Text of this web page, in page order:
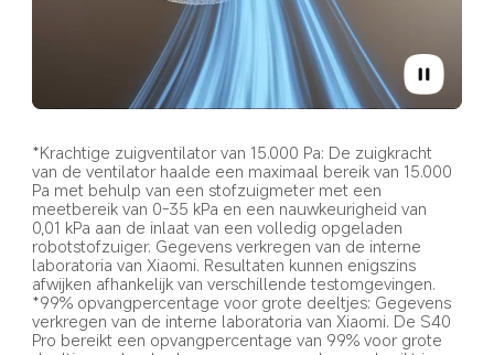
*Krachtige zuigventilator van 15.000 Pa: De zuigkracht
van de ventilator haalde een maximaal bereik van 15.000
Pa met behulp van een stofzuigmeter met een
meetbereik van 0-35 kPa en een nauwkeurigheid van
0,01 kPa aan de inlaat van een volledig opgeladen
robotstofzuiger. Gegevens verkregen van de interne
laboratoria van Xiaomi. Resultaten kunnen enigszins
afwijken afhankelijk van verschillende testomgevingen.
*99% opvangpercentage voor grote deeltjes: Gegevens
verkregen van de interne laboratoria van Xiaomi. De S40
Pro bereikt een opvangpercentage van 99% voor grote